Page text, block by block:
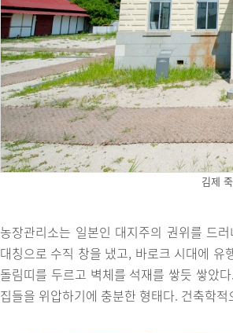
김제
농장관리소는 일본인 대지주의 권위를 드
대칭으로 수직 창을 냈고, 바로크 시대에
돌림띠를 두르고 벽체를 석재를 쌓듯 쌓았
집들을 위압하기에 충분한 형태다. 건축학